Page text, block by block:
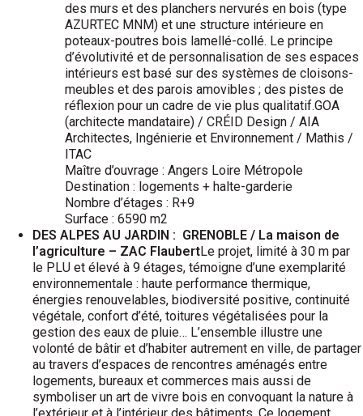
des murs et des planchers nervurés en bois (type
AZURTEC MNM) et une structure intérieure en
poteaux-poutres bois lamellé-collé. Le principe
d’évolutivité et de personnalisation de ses espaces
intérieurs est basé sur des systèmes de cloisons-
meubles et des parois amovibles ; des pistes de
réflexion pour un cadre de vie plus qualitatif.GOA
(architecte mandataire) / CRÉID Design / AIA
Architectes, Ingénierie et Environnement / Mathis /
ITAC
Maître d’ouvrage : Angers Loire Métropole
Destination : logements + halte-garderie
Nombre d’étages : R+9
Surface : 6590 m2
DES ALPES AU JARDIN : GRENOBLE / La maison de
l’agriculture – ZAC FlaubertLe projet, limité à 30 m par
le PLU et élevé à 9 étages, témoigne d’une exemplarité
environnementale : haute performance thermique,
énergies renouvelables, biodiversité positive, continuité
végétale, confort d’été, toitures végétalisées pour la
gestion des eaux de pluie… L’ensemble illustre une
volonté de bâtir et d’habiter autrement en ville, de partager
au travers d’espaces de rencontres aménagés entre
logements, bureaux et commerces mais aussi de
symboliser un art de vivre bois en convoquant la nature à